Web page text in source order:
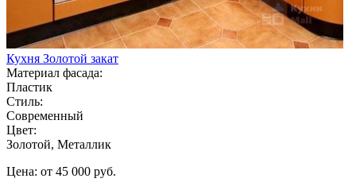
Кухня Золотой закат
Материал фасада:
Пластик
Стиль:
Современный
Цвет:
Золотой, Металлик
Цена: от 45 000 руб.